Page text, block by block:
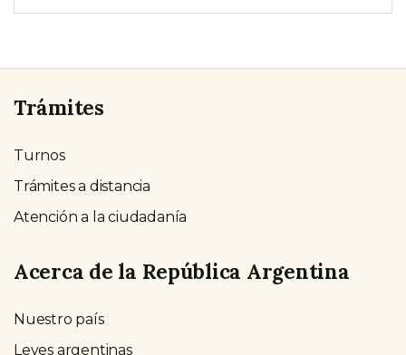
Trámites
Turnos
Trámites a distancia
Atención a la ciudadanía
Acerca de la República Argentina
Nuestro país
Leyes argentinas